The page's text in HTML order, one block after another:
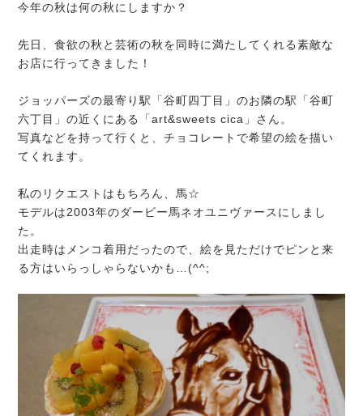
今年の秋は何の秋にしますか？
先日、食欲の秋と芸術の秋を同時に満たしてくれる素敵な
お店に行ってきました！
ジョッパーズの最寄り駅「谷町四丁目」のお隣の駅「谷町
六丁目」の近くにある「art&sweets cica」さん。
写真などを持って行くと、チョコレートで希望の絵を描い
てくれます。
私のリクエストはもちろん、馬☆
モデルは2003年のダービー馬ネオユニヴァースにしまし
た。
出走時はメンコ着用だったので、絵を見ただけでピンと来
る方はいらっしゃらないかも…(^^;